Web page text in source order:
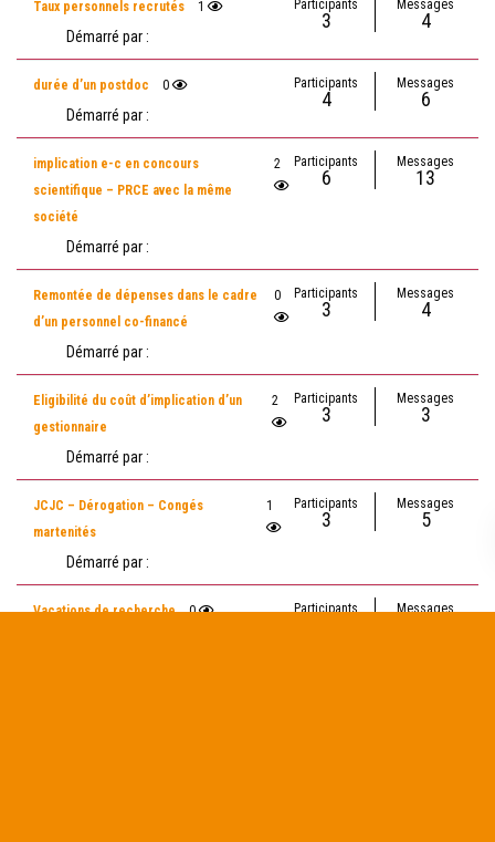
Taux personnels recrutés 1
Démarré par :
Participants
3
Messages
4
durée d’un postdoc 0
Démarré par :
Participants
4
Messages
6
implication e-c en concours
scientifique – PRCE avec la même
société
2
Démarré par :
Participants
6
Messages
13
Remontée de dépenses dans le cadre
d’un personnel co-financé
0
Démarré par :
Participants
3
Messages
4
Eligibilité du coût d’implication d’un
gestionnaire
2
Démarré par :
Participants
3
Messages
3
JCJC – Dérogation – Congés
martenités
1
Démarré par :
Participants
3
Messages
5
Vacations de recherche 0 Participants Messages